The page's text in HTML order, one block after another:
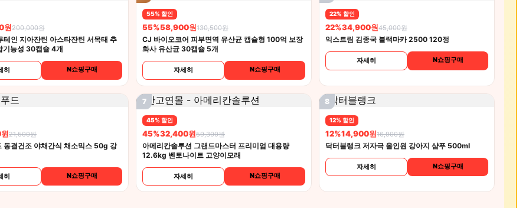
원200,000원
테인 지아잔틴 아스타잔틴 서목태 추
기능성 30캡슐 4개
히 N쇼핑구매
55% 할인
55%58,900원130,500원
CJ 바이오코어 피부면역 유산균 캡슐형 100억 보장
화사 유산균 30캡슐 5개
자세히 N쇼핑구매
22% 할인
22%34,900원45,000원
익스트림 김종국 블랙마카 2500 120정
자세히 N쇼핑구매
21,500원
동결건조 야채간식 채소믹스 50g 강
히 N쇼핑구매
7
45% 할인
45%32,400원59,300원
아메리칸솔루션 그랜드마스터 프리미엄 대용량
12.6kg 벤토나이트 고양이모래
자세히 N쇼핑구매
8
12% 할인
12%14,900원16,900원
닥터블랭크 저자극 올인원 강아지 샴푸 500ml
자세히 N쇼핑구매